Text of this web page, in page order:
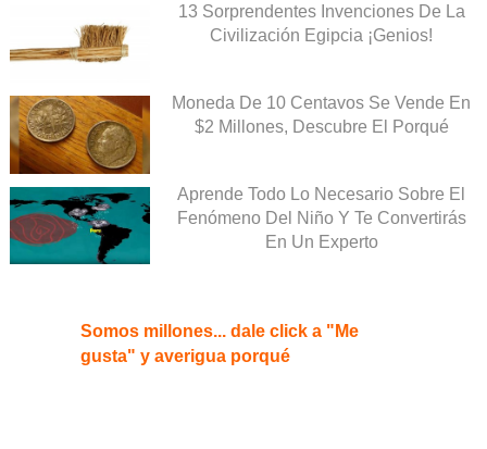
13 Sorprendentes Invenciones De La
Civilización Egipcia ¡Genios!
Moneda De 10 Centavos Se Vende En
$2 Millones, Descubre El Porqué
Aprende Todo Lo Necesario Sobre El
Fenómeno Del Niño Y Te Convertirás
En Un Experto
Somos millones... dale click a "Me
gusta" y averigua porqué